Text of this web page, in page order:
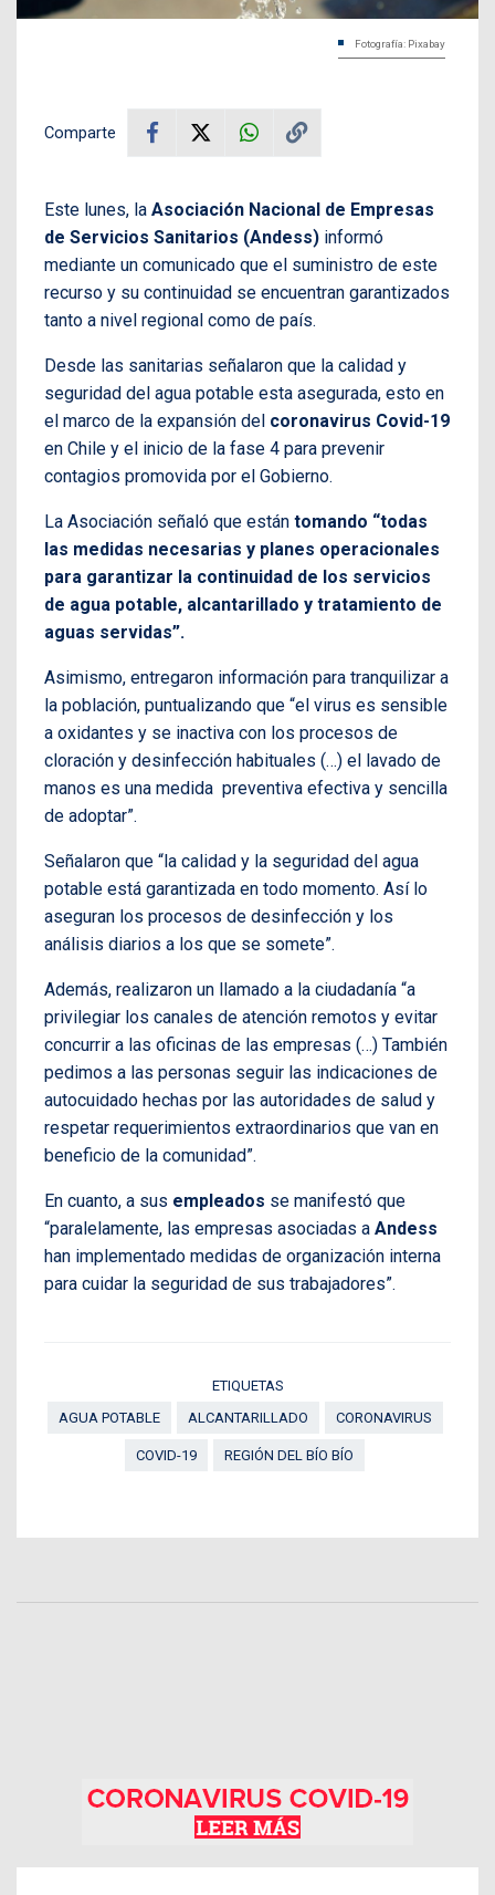
Fotografía: Pixabay
Comparte
Este lunes, la Asociación Nacional de Empresas
de Servicios Sanitarios (Andess) informó
mediante un comunicado que el suministro de este
recurso y su continuidad se encuentran garantizados
tanto a nivel regional como de país.
Desde las sanitarias señalaron que la calidad y
seguridad del agua potable esta asegurada, esto en
el marco de la expansión del coronavirus Covid-19
en Chile y el inicio de la fase 4 para prevenir
contagios promovida por el Gobierno.
La Asociación señaló que están tomando “todas
las medidas necesarias y planes operacionales
para garantizar la continuidad de los servicios
de agua potable, alcantarillado y tratamiento de
aguas servidas”.
Asimismo, entregaron información para tranquilizar a
la población, puntualizando que “el virus es sensible
a oxidantes y se inactiva con los procesos de
cloración y desinfección habituales (…) el lavado de
manos es una medida preventiva efectiva y sencilla
de adoptar”.
Señalaron que “la calidad y la seguridad del agua
potable está garantizada en todo momento. Así lo
aseguran los procesos de desinfección y los
análisis diarios a los que se somete”.
Además, realizaron un llamado a la ciudadanía “a
privilegiar los canales de atención remotos y evitar
concurrir a las oficinas de las empresas (…) También
pedimos a las personas seguir las indicaciones de
autocuidado hechas por las autoridades de salud y
respetar requerimientos extraordinarios que van en
beneficio de la comunidad”.
En cuanto, a sus empleados se manifestó que
“paralelamente, las empresas asociadas a Andess
han implementado medidas de organización interna
para cuidar la seguridad de sus trabajadores”.
ETIQUETAS
AGUA POTABLE
ALCANTARILLADO CORONAVIRUS
COVID-19 REGIÓN DEL BÍO BÍO